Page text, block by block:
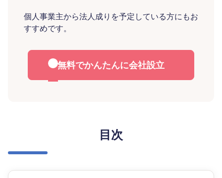
個人事業主から法人成りを予定している方にもお
すすめです。
無料でかんたんに会社設立
目次